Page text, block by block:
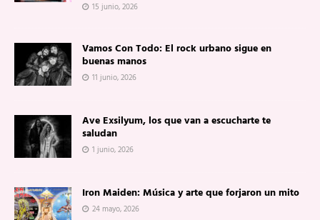
15 junio, 2026
Vamos Con Todo: El rock urbano sigue en
buenas manos
11 junio, 2026
Ave Exsilyum, los que van a escucharte te
saludan
1 junio, 2026
Iron Maiden: Música y arte que forjaron un mito
24 mayo, 2026